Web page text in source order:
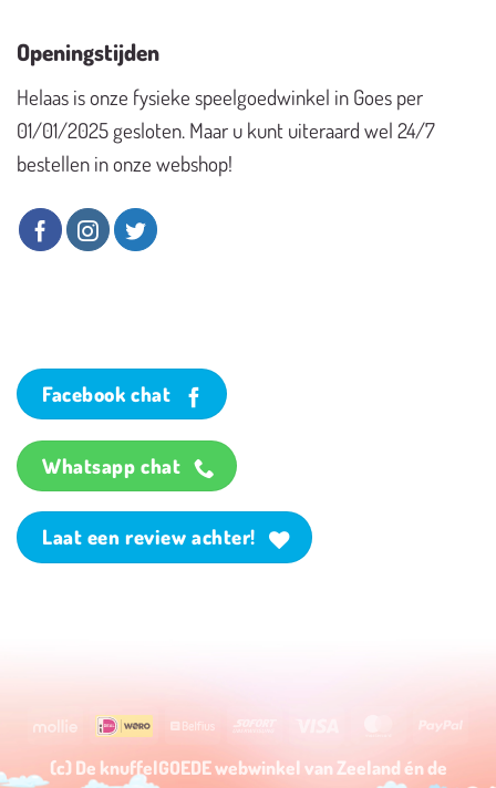
Openingstijden
Helaas is onze fysieke speelgoedwinkel in Goes per
01/01/2025 gesloten. Maar u kunt uiteraard wel 24/7
bestellen in onze webshop!
Facebook chat
Whatsapp chat
Laat een review achter!
Mollie Wero Belfius MasterCard
(c) De knuffelGOEDE webwinkel van Zeeland én de